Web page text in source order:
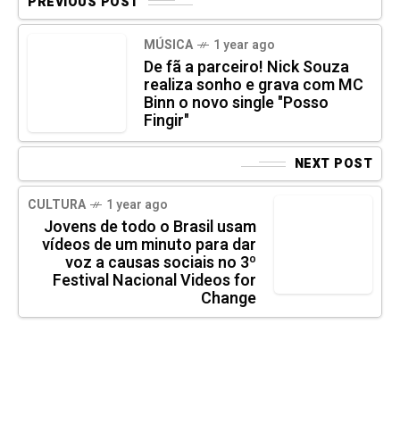
MÚSICA 1 year ago
De fã a parceiro! Nick Souza
realiza sonho e grava com MC
Binn o novo single "Posso
Fingir"
NEXT POST
CULTURA 1 year ago
Jovens de todo o Brasil usam
vídeos de um minuto para dar
voz a causas sociais no 3º
Festival Nacional Videos for
Change